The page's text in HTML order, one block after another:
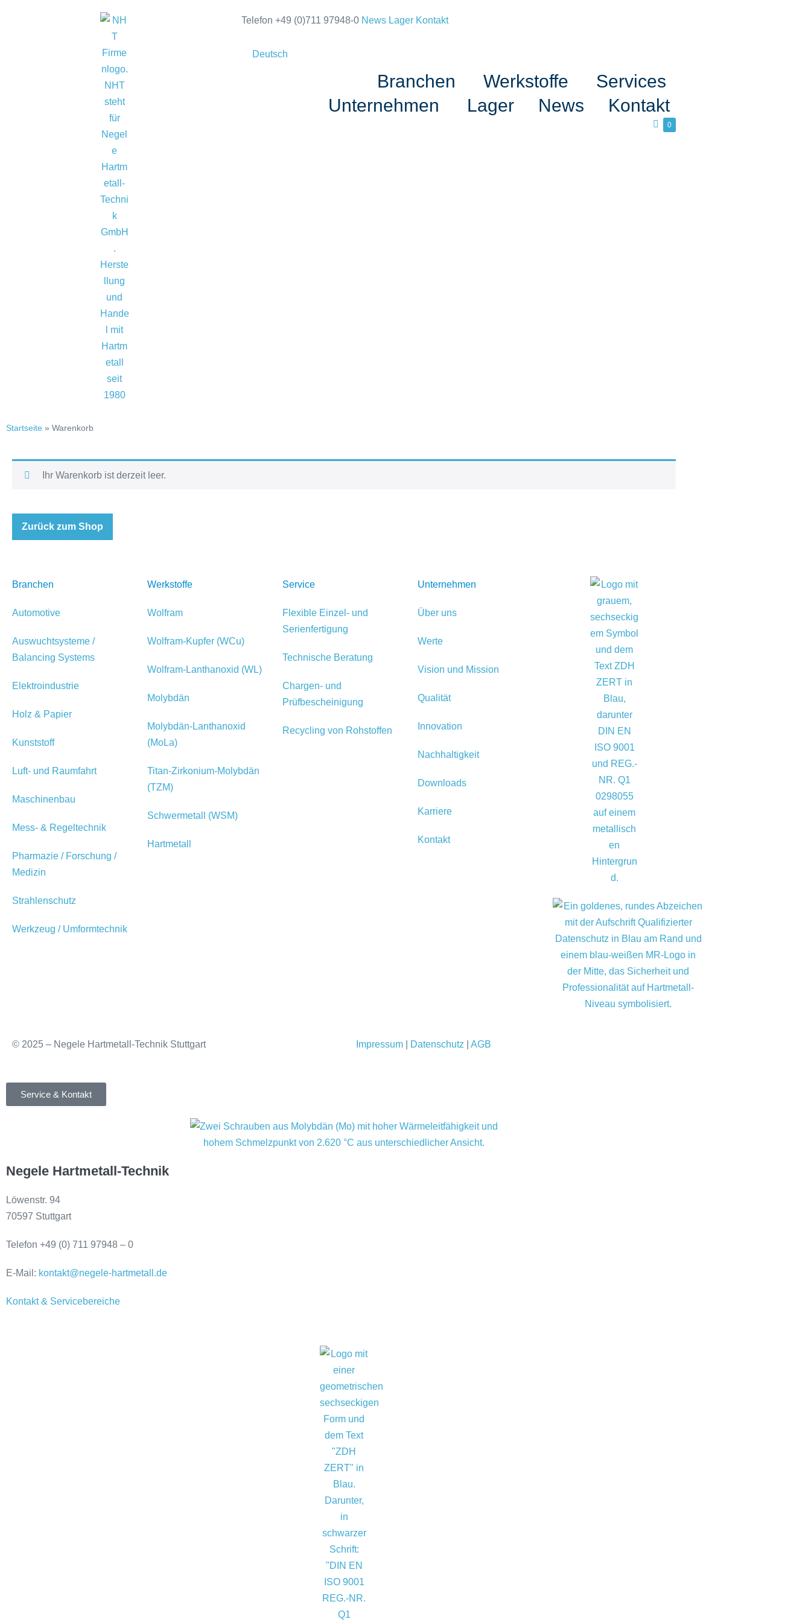
Telefon +49 (0)711 97948-0 News Lager Kontakt
Deutsch
Branchen Werkstoffe
Services
Unternehmen
Lager News Kontakt
0
Startseite » Warenkorb
Ihr Warenkorb ist derzeit leer.
Zurück zum Shop
Branchen
Automotive
Auswuchtsysteme /
Balancing Systems
Elektroindustrie
Holz & Papier
Kunststoff
Luft- und Raumfahrt
Maschinenbau
Mess- & Regeltechnik
Pharmazie / Forschung /
Medizin
Strahlenschutz
Werkzeug / Umformtechnik
Werkstoffe
Wolfram
Wolfram-Kupfer (WCu)
Wolfram-Lanthanoxid (WL)
Molybdän
Molybdän-Lanthanoxid
(MoLa)
Titan-Zirkonium-Molybdän
(TZM)
Schwermetall (WSM)
Hartmetall
Service
Flexible Einzel- und
Serienfertigung
Technische Beratung
Chargen- und
Prüfbescheinigung
Recycling von Rohstoffen
Unternehmen
Über uns
Werte
Vision und Mission
Qualität
Innovation
Nachhaltigkeit
Downloads
Karriere
Kontakt
© 2025 – Negele Hartmetall-Technik Stuttgart Impressum Datenschutz AGB
Service & Kontakt
Negele Hartmetall-Technik
Löwenstr. 94
70597 Stuttgart
Telefon +49 (0) 711 97948 – 0
E-Mail: kontakt@negele-hartmetall.de
Kontakt & Servicebereiche